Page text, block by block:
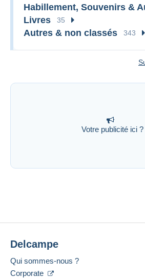
Votre publicité ici ?
Habillement, Souvenirs &
Livres 35
Autres & non classés 343
Delcampe
Qui sommes-nous ?
Corporate